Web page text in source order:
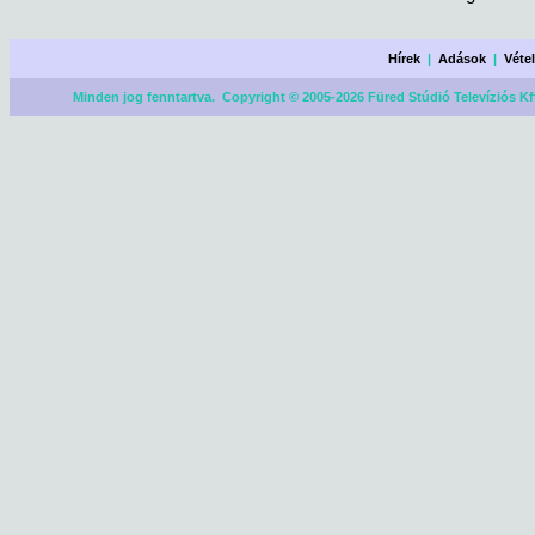
Hírek |Adások |
Minden jog fenntartva. Copyright © 2005-2026 Füred Stúdió Televíziós